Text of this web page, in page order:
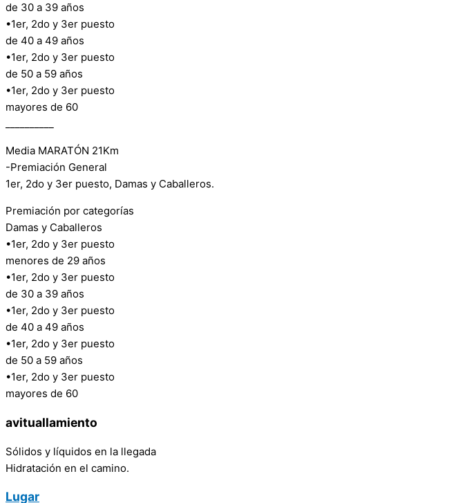
de 30 a 39 años
•1er, 2do y 3er puesto
de 40 a 49 años
•1er, 2do y 3er puesto
de 50 a 59 años
•1er, 2do y 3er puesto
mayores de 60
Media MARATÓN 21Km
-Premiación General
1er, 2do y 3er puesto, Damas y Caballeros.
Premiación por categorías
Damas y Caballeros
•1er, 2do y 3er puesto
menores de 29 años
•1er, 2do y 3er puesto
de 30 a 39 años
•1er, 2do y 3er puesto
de 40 a 49 años
•1er, 2do y 3er puesto
de 50 a 59 años
•1er, 2do y 3er puesto
mayores de 60
avituallamiento
Sólidos y líquidos en la llegada
Hidratación en el camino.
Lugar